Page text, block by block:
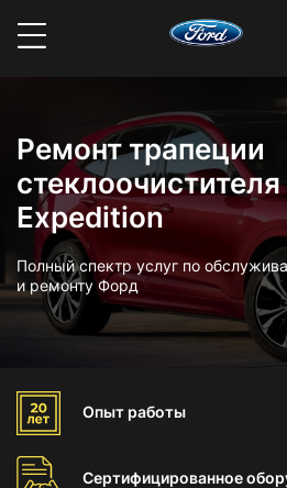
Ремонт трапеции
стеклоочистителя
Expedition
Полный спектр услуг по
и ремонту Форд
Опыт работы
Сертифицированное